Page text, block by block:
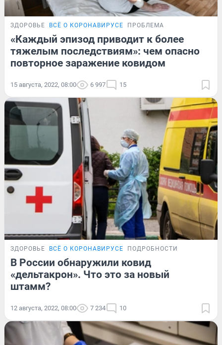
ЗДОРОВЬЕ ВСЁ О КОРОНАВИРУСЕ ПРОБЛЕМА
«Каждый эпизод приводит к более
тяжелым последствиям»: чем опасно
повторное заражение ковидом
15 августа, 2022, 08:00 6 997 15
ЗДОРОВЬЕ ВСЁ О КОРОНАВИРУСЕ ПОДРОБНОСТИ
В России обнаружили ковид
«дельтакрон». Что это за новый
штамм?
12 августа, 2022, 08:00 7 234 10